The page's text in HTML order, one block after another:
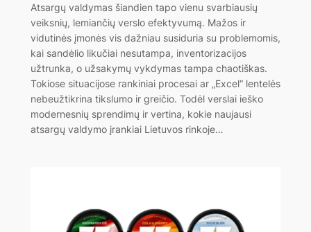
Atsargų valdymas šiandien tapo vienu svarbiausių
veiksnių, lemiančių verslo efektyvumą. Mažos ir
vidutinės įmonės vis dažniau susiduria su problemomis,
kai sandėlio likučiai nesutampa, inventorizacijos
užtrunka, o užsakymų vykdymas tampa chaotiškas.
Tokiose situacijose rankiniai procesai ar „Excel“ lentelės
nebeužtikrina tikslumo ir greičio. Todėl verslai ieško
modernesnių sprendimų ir vertina, kokie naujausi
atsargų valdymo įrankiai Lietuvos rinkoje…